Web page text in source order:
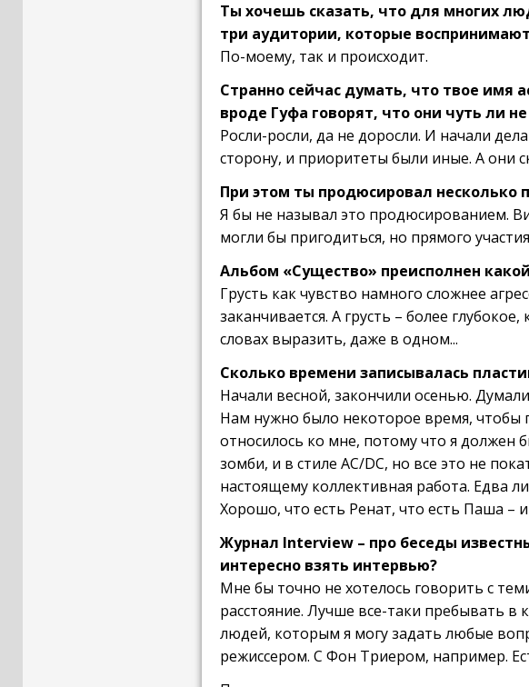
Ты хочешь сказать, что для многих
три аудитории, которые
По-моему, так и происходит.
Странно сейчас думать, что твое имя
вроде Гуфа говорят, что они чуть ли
Росли-росли, да не доросли. И начали
сторону, и приоритеты были иные. А они
При этом ты продюсировал несколько
Я бы не называл это продюсированием.
могли бы пригодиться, но прямого
Альбом «Существо» преисполнен
Грусть как чувство намного сложнее
заканчивается. А грусть – более
словах выразить, даже в одном...
Сколько времени записывалась
Начали весной, закончили осенью.
Нам нужно было некоторое время, чтобы
относилось ко мне, потому что я должен
зомби, и в стиле AC/DC, но все это не
настоящему коллективная работа. Едва
Хорошо, что есть Ренат, что есть Паша –
Журнал Interview – про беседы
интересно взять интервью?
Мне бы точно не хотелось говорить с
расстояние. Лучше все-таки пребывать
людей, которым я могу задать любые
режиссером. С Фон Триером, например.